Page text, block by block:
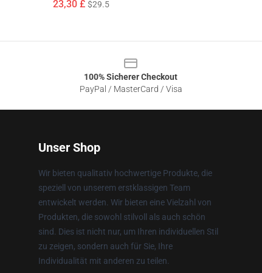
23,30 £ $29.5
100% Sicherer Checkout
PayPal / MasterCard / Visa
Unser Shop
Wir bieten qualitativ hochwertige Produkte, die
speziell von unserem erstklassigen Team
entwickelt werden. Wir bieten eine Vielzahl von
Produkten, die sowohl stilvoll als auch schön
sind. Dies ist nicht nur, um Ihren individuellen Stil
zu zeigen, sondern auch für Sie, Ihre
Individualität mit anderen zu teilen.